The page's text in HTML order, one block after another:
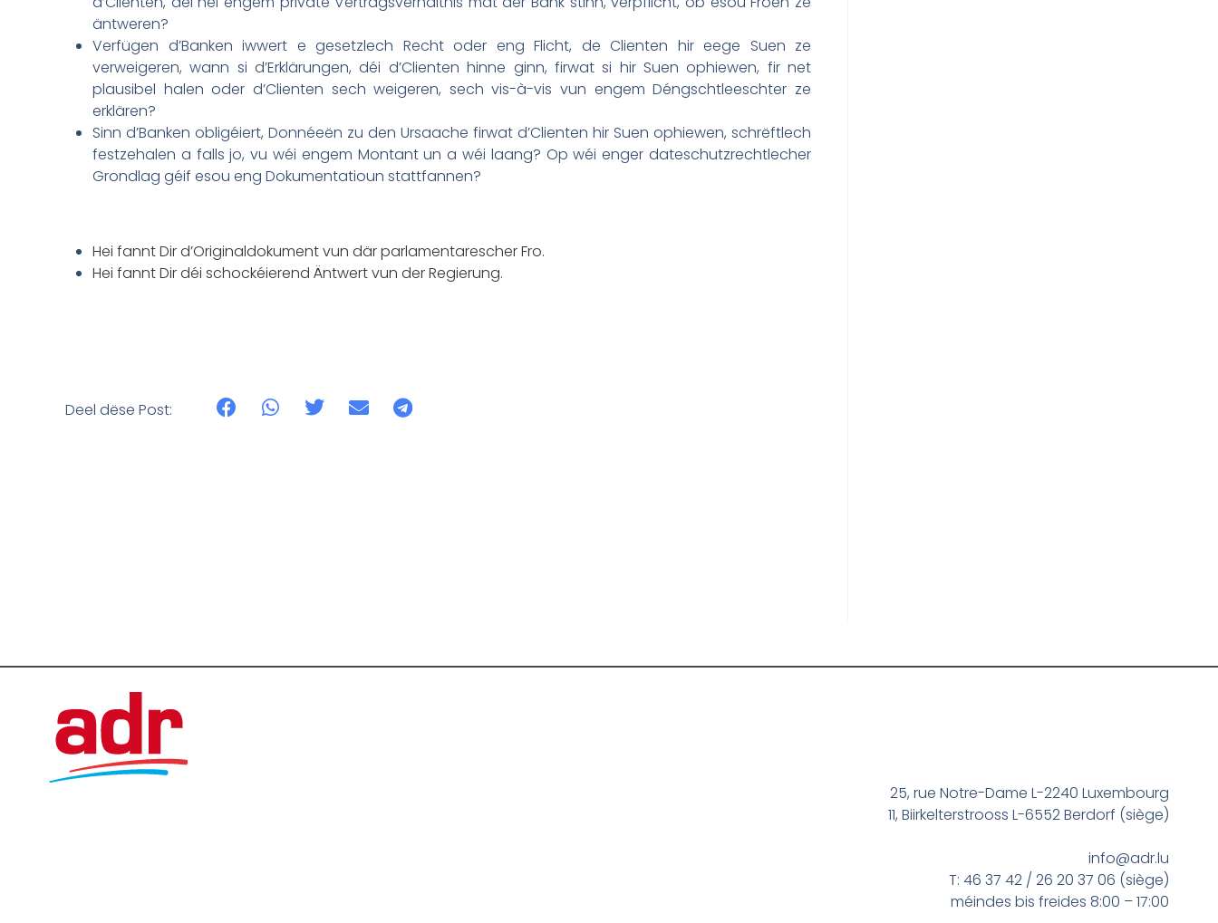
äntweren?
Verfügen d’Banken iwwert e gesetzlech Recht oder eng Flicht, de Clienten hir eege Suen ze
verweigeren, wann si d’Erklärungen, déi d’Clienten hinne ginn, firwat si hir Suen ophiewen, fir net
plausibel halen oder d’Clienten sech weigeren, sech vis-à-vis vun engem Déngschtleeschter ze
erklären?
Sinn d’Banken obligéiert, Donnéeën zu den Ursaache firwat d’Clienten hir Suen ophiewen, schrëftlech
festzehalen a falls jo, vu wéi engem Montant un a wéi laang? Op wéi enger dateschutzrechtlecher
Grondlag géif esou eng Dokumentatioun stattfannen?
Hei fannt Dir d’Originaldokument vun där parlamentarescher Fro.
Hei fannt Dir déi schockéierend Äntwert vun der Regierung.
Deel dëse Post:
25, rue Notre-Dame L-2240 Luxembourg
11, Biirkelterstrooss L-6552 Berdorf (siège)
info@adr.lu
T: 46 37 42 / 26 20 37 06 (siège)
méindes bis freides 8:00 – 17:00